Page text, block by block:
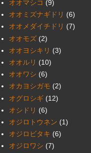
オオマシコ (9)
オオミズナギドリ (6)
オオメダイチドリ (7)
オオモズ (2)
オオヨシキリ (3)
オオルリ (10)
オオワシ (6)
オカヨシガモ (2)
オグロシギ (12)
オシドリ (6)
オジロトウネン (1)
オジロビタキ (6)
オジロワシ (7)